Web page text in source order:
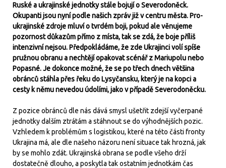
Ruské a ukrajinské jednotky stále bojují o Severodoněck.
Okupanti jsou nyní podle našich zpráv již v centru města. Pro-
ukrajinské zdroje mluví o tvrdém boji, pokud ale věnujeme
pozornost důkazům přímo z místa, tak se zdá, že boje příliš
intenzivní nejsou. Předpokládáme, že zde Ukrajinci volí spíše
pružnou obranu a nechtějí opakovat scénář z Mariupolu nebo
Popasné. Je dokonce možné, že se po třech dnech většina
obránců stáhla přes řeku do Lysyčansku, který je na kopci a
cesty k němu nevedou údolími, jako v případě Severodoněcku.
Z pozice obránců dle nás dává smysl ušetřit zdejší vyčerpané
jednotky dalším ztrátám a stáhnout se do výhodnějších pozic.
Vzhledem k problémům s logistikou, které na této části fronty
Ukrajina má, ale dle našeho názoru není situace tak hrozná, jak
by se mohlo zdát. Ukrajinská obrana se podle všeho drží
dostatečně dlouho, a poskytla tak ostatním jednotkám čas